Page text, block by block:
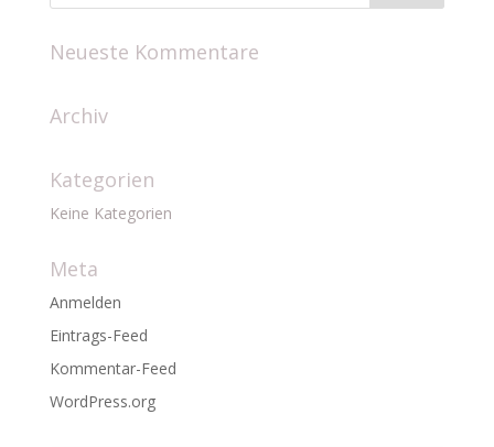
Neueste Kommentare
Archiv
Kategorien
Keine Kategorien
Meta
Anmelden
Eintrags-Feed
Kommentar-Feed
WordPress.org